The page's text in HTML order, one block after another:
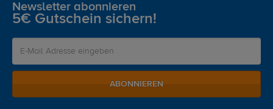
Newsletter abonnieren
5€ Gutschein sichern!
ABONNIEREN